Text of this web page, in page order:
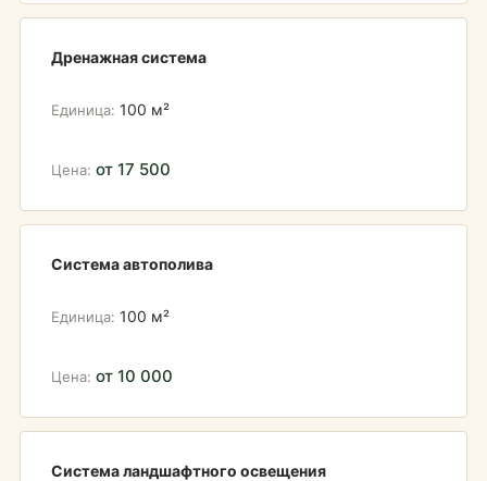
Дренажная система
100 м²
от 17 500
Система автополива
100 м²
от 10 000
Система ландшафтного освещения